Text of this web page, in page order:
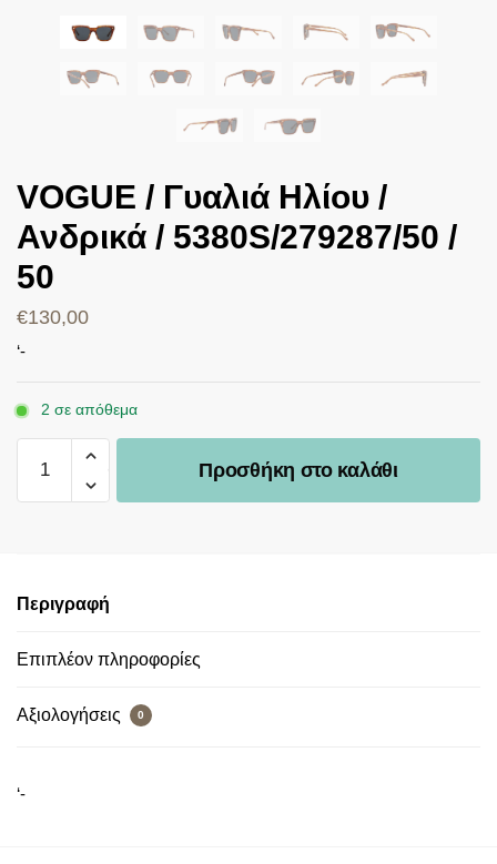
VOGUE / Γυαλιά Ηλίου /
Ανδρικά / 5380S/279287/50 /
50
€130,00
‘-
2 σε απόθεμα
Προσθήκη στο καλάθι
Περιγραφή
Επιπλέον πληροφορίες
Αξιολογήσεις 0
‘-